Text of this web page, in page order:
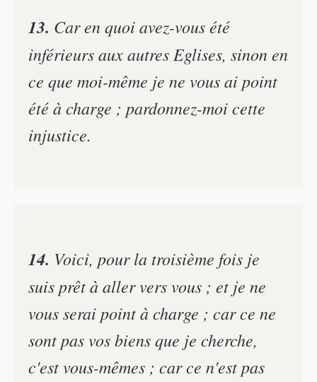
13. Car en quoi avez-vous été
inférieurs aux autres Eglises, sinon en
ce que moi-même je ne vous ai point
été à charge ; pardonnez-moi cette
injustice.
14. Voici, pour la troisième fois je
suis prêt à aller vers vous ; et je ne
vous serai point à charge ; car ce ne
sont pas vos biens que je cherche,
c'est vous-mêmes ; car ce n'est pas